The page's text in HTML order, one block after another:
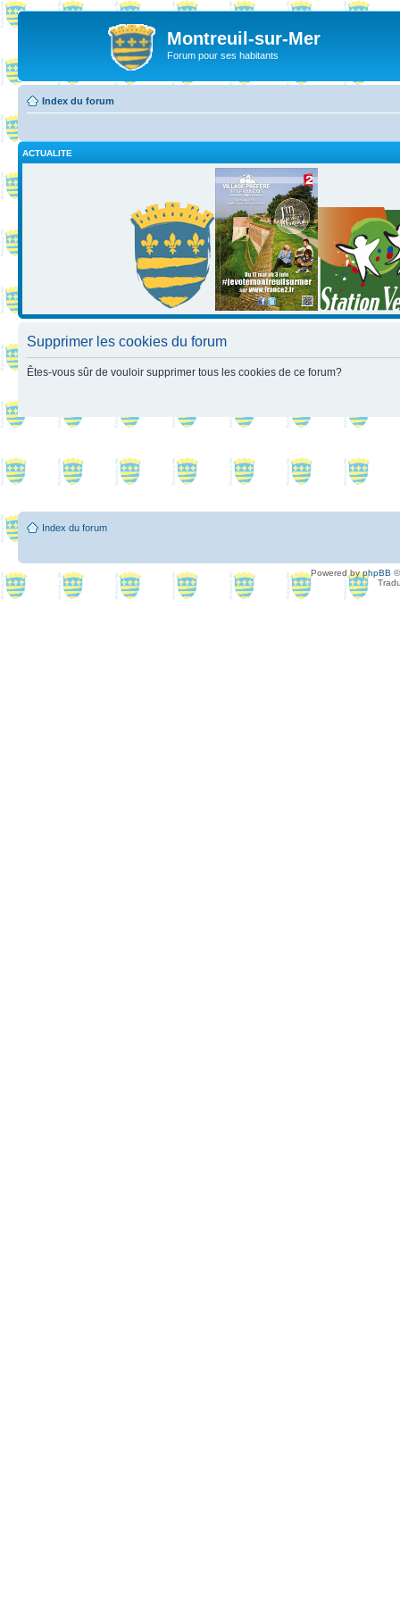
Montreuil-sur-Mer
Forum pour ses habitants
Index du forum
ACTUALITE
Supprimer les cookies du forum
Êtes-vous sûr de vouloir supprimer tous les cookies de ce forum?
Index du forum
Powered byphpBB